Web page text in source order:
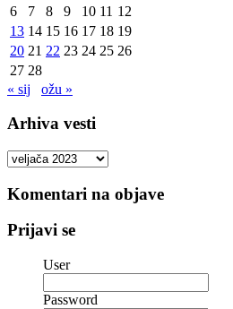
6
7 8 9 10 11 12
13 14 15 16 17 18 19
20 21 22 23 24 25 26
27 28
« sij
ožu »
Arhiva vesti
Arhiva
Komentari na objave
Prijavi se
User
Password